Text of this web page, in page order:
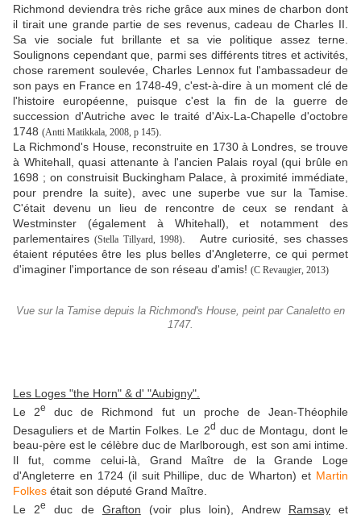
Richmond deviendra très riche grâce aux mines de charbon dont
il tirait une grande partie de ses revenus, cadeau de Charles II.
Sa vie sociale fut brillante et sa vie politique assez terne.
Soulignons cependant que, parmi ses différents titres et activités,
chose rarement soulevée, Charles Lennox fut l'ambassadeur de
son pays en France en 1748-49, c'est-à-dire à un moment clé de
l'histoire européenne, puisque c'est la fin de la guerre de
succession d'Autriche avec le traité d'Aix-La-Chapelle d'octobre
1748 (Antti Matikkala, 2008, p 145)
La Richmond's House, reconstruite en 1730 à Londres, se trouve
à Whitehall, quasi attenante à l'ancien Palais royal (qui brûle en
1698 ; on construisit Buckingham Palace, à proximité immédiate,
pour prendre la suite), avec une superbe vue sur la Tamise.
C'était devenu un lieu de rencontre de ceux se rendant à
Westminster (également à Whitehall), et notamment des
parlementaires(Stella Tillyard, 1998) . Autre curiosité, ses chasses
étaient réputées être les plus belles d'Angleterre, ce qui permet
d'imaginer l'importance de son réseau d'amis! (C Revaugier, 2013)
Vue sur la Tamise depuis la Richmond's House, peint par Canaletto en
1747.
Les Loges "the Horn" & d' "Aubigny".
Le 2e
duc de Richmond fut un proche de Jean-Théophile
Desaguliers et de Martin Folkes. Le 2d duc de Montagu, dont le
beau-père est le célèbre duc de Marlborough, est son ami intime.
Il fut, comme celui-là, Grand Maître de la Grande Loge
d'Angleterre en 1724 (il suit Phillipe, duc de Wharton) et Martin
Folkes était son député Grand Maître.
Le 2e duc de Grafton (voir plus loin), Andrew Ramsayet